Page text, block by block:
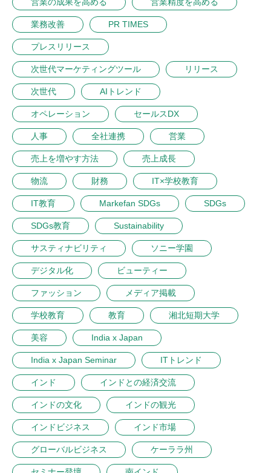
業務改善 PR TIMES
プレスリリース
次世代マーケティングツール リリース
次世代 AIトレンド
オペレーション セールスDX
人事 全社連携 営業
売上を増やす方法 売上成長
物流 財務 IT×学校教育
IT教育 Markefan SDGs SDGs
SDGs教育 Sustainability
サスティナビリティ ソニー学園
デジタル化 ビューティー
ファッション メディア掲載
学校教育 教育 湘北短期大学
美容 India x Japan
India x Japan Seminar ITトレンド
インド インドとの経済交流
インドの文化 インドの観光
インドビジネス インド市場
グローバルビジネス ケーララ州